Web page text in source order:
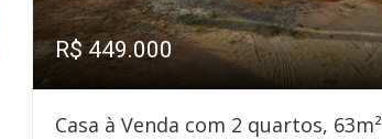
R$ 449.000
Casa à Venda com 2 quartos, 63m²